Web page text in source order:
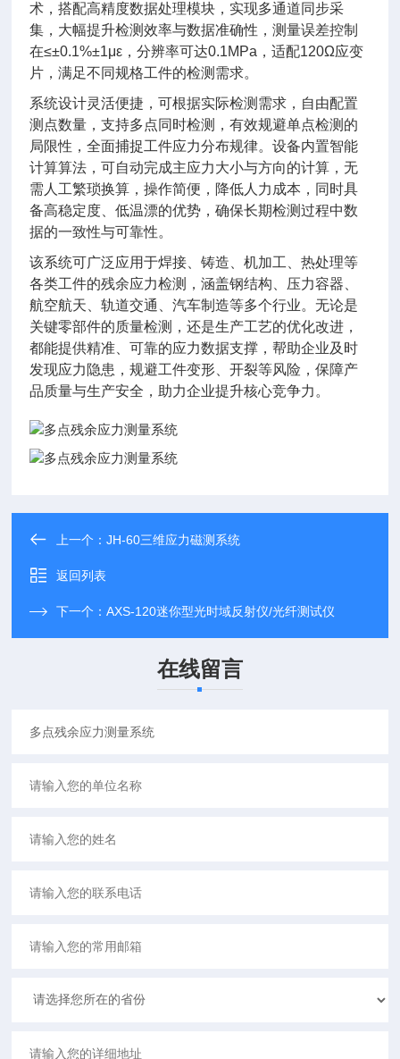
术，搭配高精度数据处理模块，实现多通道同步采
集，大幅提升检测效率与数据准确性，测量误差控制
在≤±0.1%±1με，分辨率可达0.1MPa，适配120Ω应变
片，满足不同规格工件的检测需求。
系统设计灵活便捷，可根据实际检测需求，自由配置
测点数量，支持多点同时检测，有效规避单点检测的
局限性，全面捕捉工件应力分布规律。设备内置智能
计算算法，可自动完成主应力大小与方向的计算，无
需人工繁琐换算，操作简便，降低人力成本，同时具
备高稳定度、低温漂的优势，确保长期检测过程中数
据的一致性与可靠性。
该系统可广泛应用于焊接、铸造、机加工、热处理等
各类工件的残余应力检测，涵盖钢结构、压力容器、
航空航天、轨道交通、汽车制造等多个行业。无论是
关键零部件的质量检测，还是生产工艺的优化改进，
都能提供精准、可靠的应力数据支撑，帮助企业及时
发现应力隐患，规避工件变形、开裂等风险，保障产
品质量与生产安全，助力企业提升核心竞争力。
上一个：JH-60三维应力磁测系统
返回列表
下一个：AXS-120迷你型光时域反射仪/光纤测试仪
在线留言